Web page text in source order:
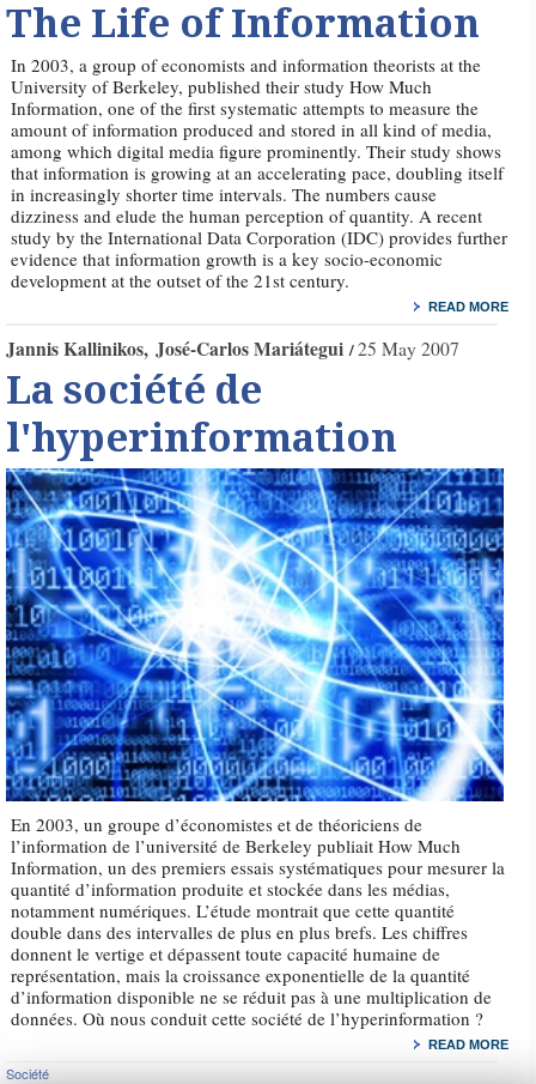
The Life of Information
In 2003, a group of economists and information theorists at the
University of Berkeley, published their study How Much
Information, one of the first systematic attempts to measure the
amount of information produced and stored in all kind of media,
among which digital media figure prominently. Their study shows
that information is growing at an accelerating pace, doubling itself
in increasingly shorter time intervals. The numbers cause
dizziness and elude the human perception of quantity. A recent
study by the International Data Corporation (IDC) provides further
evidence that information growth is a key socio-economic
development at the outset of the 21st century.
READ MORE
Jannis Kallinikos José-Carlos Mariátegui 25 May 2007
La société de
l'hyperinformation
En 2003, un groupe d’économistes et de théoriciens de
l’information de l’université de Berkeley publiait How Much
Information, un des premiers essais systématiques pour mesurer la
quantité d’information produite et stockée dans les médias,
notamment numériques. L’étude montrait que cette quantité
double dans des intervalles de plus en plus brefs. Les chiffres
donnent le vertige et dépassent toute capacité humaine de
représentation, mais la croissance exponentielle de la quantité
d’information disponible ne se réduit pas à une multiplication de
données. Où nous conduit cette société de l’hyperinformation ?
READ MORE
Société